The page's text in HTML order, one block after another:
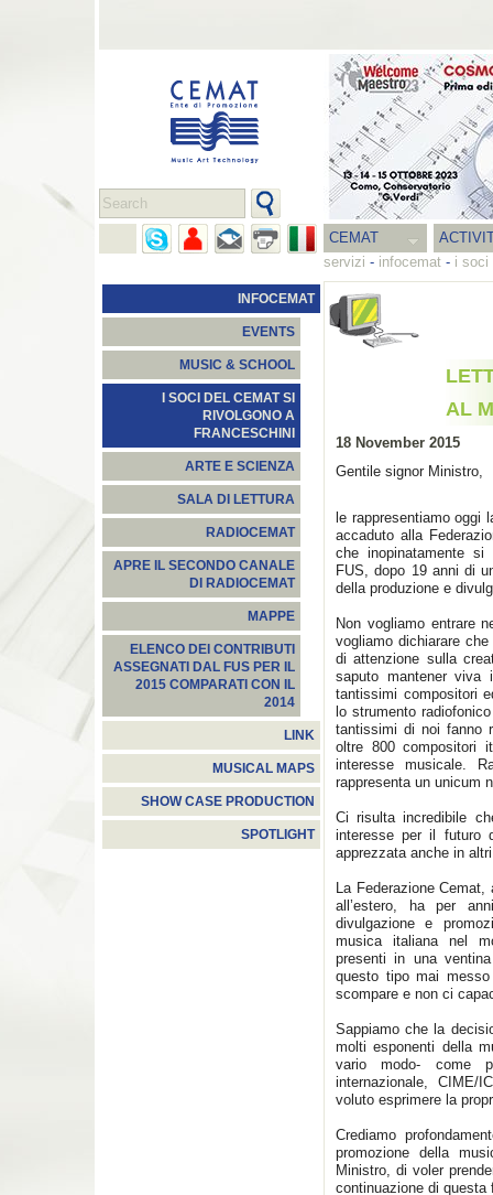
CEMAT
servizi - infocemat - i soci
INFOCEMAT
EVENTS
MUSIC & SCHOOL
I SOCI DEL CEMAT SI
RIVOLGONO A
FRANCESCHINI
ARTE E SCIENZA
SALA DI LETTURA
RADIOCEMAT
APRE IL SECONDO CANALE
DI RADIOCEMAT
MAPPE
ELENCO DEI CONTRIBUTI
ASSEGNATI DAL FUS PER IL
2015 COMPARATI CON IL
2014
LINK
MUSICAL MAPS
SHOW CASE PRODUCTION
SPOTLIGHT
AL
18 November 2015
Gentile signor Ministro,
le rappresentiamo oggi
accaduto alla
che inopinatamente si
FUS, dopo 19 anni di
della produzione e
Non vogliamo entrare
vogliamo dichiarare
di attenzione sulla
saputo mantener
tantissimi compositori
lo strumento
tantissimi di noi fanno
oltre 800 compositori
interesse musicale.
rappresenta un unicum
Ci risulta incredibile
interesse per il futuro
apprezzata anche in
La Federazione
all’estero, ha per
divulgazione e
musica italiana nel
presenti in una
questo tipo mai
scompare e non ci
Sappiamo che la
molti esponenti della
vario modo- come
internazionale,
voluto esprimere la
Crediamo
promozione della
Ministro, di voler
continuazione di